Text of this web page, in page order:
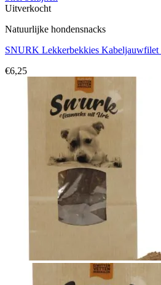
Uitverkocht
Natuurlijke hondensnacks
SNURK Lekkerbekkies Kabeljauwfilet
€6,25